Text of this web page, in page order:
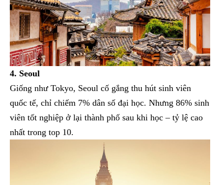
4. Seoul
Giống như Tokyo, Seoul cố gắng thu hút sinh viên
quốc tế, chỉ chiếm 7% dân số đại học. Nhưng 86% sinh
viên tốt nghiệp ở lại thành phố sau khi học – tỷ lệ cao
nhất trong top 10.